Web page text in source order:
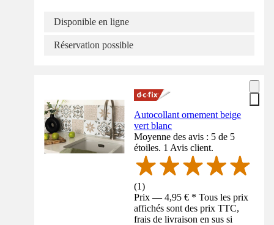
Disponible en ligne
Réservation possible
Autocollant ornement beige
vert blanc
Moyenne des avis : 5 de 5
étoiles. 1 Avis client.
(1)
Prix — 4,95 € * Tous les prix
affichés sont des prix TTC,
frais de livraison en sus si